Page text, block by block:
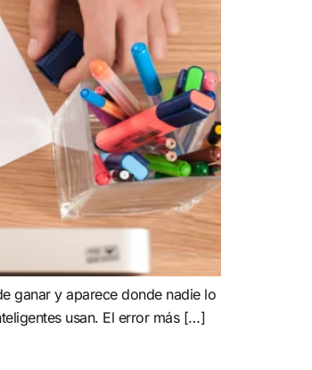
ganar y aparece donde nadie lo
usan. El error más […]